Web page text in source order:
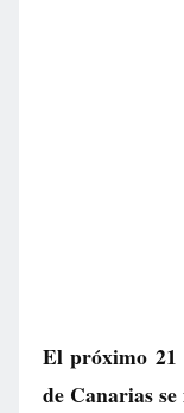
El próximo 21
de Canarias